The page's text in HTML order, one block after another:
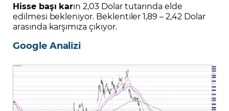
Hisse başı karın 2,03 Dolar tutarında elde
edilmesi bekleniyor. Beklentiler 1,89 – 2,42 Dolar
arasında karşımıza çıkıyor.
Google Analizi